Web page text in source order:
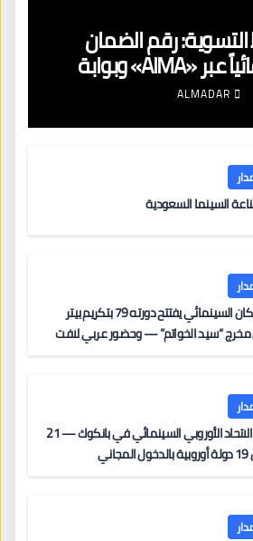
التسوية: رقم الضمان
الاجتماعي تلقائياً عبر «AIMA» وبوابة
ALMADAR
السينما السعودية
مهرجان كان السينمائي يفتتح دورته 79 بتكريم بيتر
“سيد الخواتم” — وحضور عربي لافت
مهرجان الاتحاد الأوروبي السينمائي في بانكوك — 21